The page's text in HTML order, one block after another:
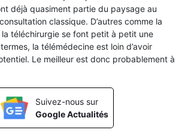
déjà quasiment partie du paysage au
classique. D’autres comme la
téléchirurgie se font petit à petit une
la télémédecine est loin d’avoir
Le meilleur est donc probablement à
Suivez-nous sur
Google Actualités